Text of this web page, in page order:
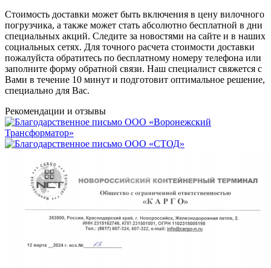
Стоимость доставки может быть включения в цену вилочного
погрузчика, а также может стать абсолютно бесплатной в дни
специальных акций. Следите за новостями на сайте и в наших
социальных сетях. Для точного расчета стоимости доставки
пожалуйста обратитесь по бесплатному номеру телефона или
заполните форму обратной связи. Наш специалист свяжется с
Вами в течение 10 минут и подготовит оптимальное решение,
специально для Вас.
Рекомендации и отзывы